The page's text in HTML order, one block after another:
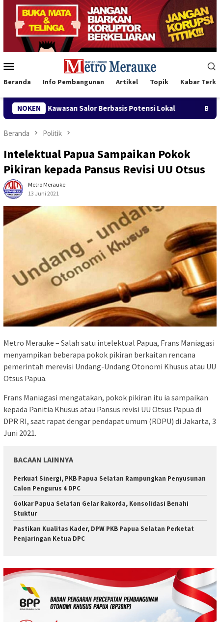
Loncat
konten
Mobile
Beranda Info Pembangunan Artikel Topik Kabar
NOKEN
Salor Berbasis Potensi Lokal Bank Mandiri Region XII
Beranda Politik
Intelektual Papua Sampaikan Pokok
Pikiran kepada Pansus Revisi UU Otsus
Metro Merauke
13 Juni 2021
Metro Merauke – Salah satu intelektual Papua, Frans Maniagasi
menyampikan beberapa pokok pikiran berkaitan rencana
pemerintah merevisi Undang-Undang Otonomi Khusus atau UU
Otsus Papua.
Frans Maniagasi mengatakan, pokok pikiran itu ia sampaikan
kepada Panitia Khusus atau Pansus revisi UU Otsus Papua di
DPR RI, saat rapat dengar pendapat umum (RDPU) di Jakarta, 3
Juni 2021.
BACAAN LAINNYA
Perkuat Sinergi, PKB Papua Selatan Rampungkan Penyusunan
Calon Pengurus 4 DPC
Golkar Papua Selatan Gelar Rakorda, Konsolidasi Benahi
Stuktur
Pastikan Kualitas Kader, DPW PKB Papua Selatan Perketat
Penjaringan Ketua DPC